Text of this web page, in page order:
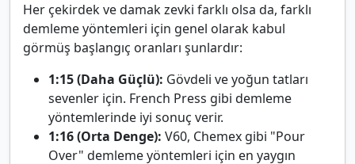
Her çekirdek ve damak zevki farklı olsa da, farklı
demleme yöntemleri için genel olarak kabul
görmüş başlangıç oranları şunlardır:
1:15 (Daha Güçlü): Gövdeli ve yoğun tatları
sevenler için. French Press gibi demleme
yöntemlerinde iyi sonuç verir.
1:16 (Orta Denge): V60, Chemex gibi "Pour
Over" demleme yöntemleri için en yaygın